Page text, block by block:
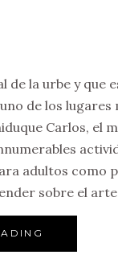
la urbe y que
de los lugares
Carlos, el
adultos como
sobre el arte